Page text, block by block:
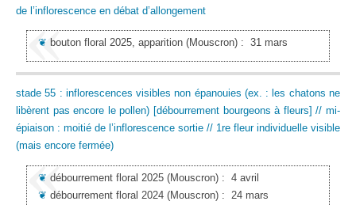
de l’inflorescence en débat d’allongement
❦ bouton floral 2025, apparition (Mouscron): 31 mars
stade 55 : inflorescences visibles non épanouies (ex. : les chatons ne
libèrent pas encore le pollen) [débourrement bourgeons à fleurs] // mi-
épiaison : moitié de l’inflorescence sortie // 1re fleur individuelle visible
(mais encore fermée)
❦ débourrement floral 2025 (Mouscron): 4 avril
❦ débourrement floral 2024 (Mouscron): 24 mars